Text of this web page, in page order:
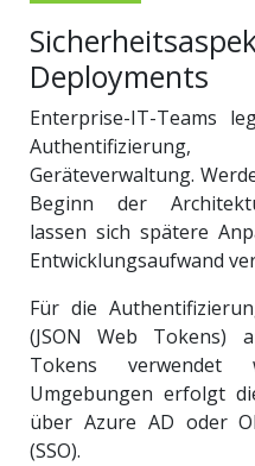
Deployments
Enterprise-IT-Teams
Geräteverwaltung.
Beginn der
lassen sich spätere
Entwicklungsaufwand
Für die
(JSON Web Tokens)
Tokens verwendet
Umgebungen erfolgt
über Azure AD oder
(SSO).